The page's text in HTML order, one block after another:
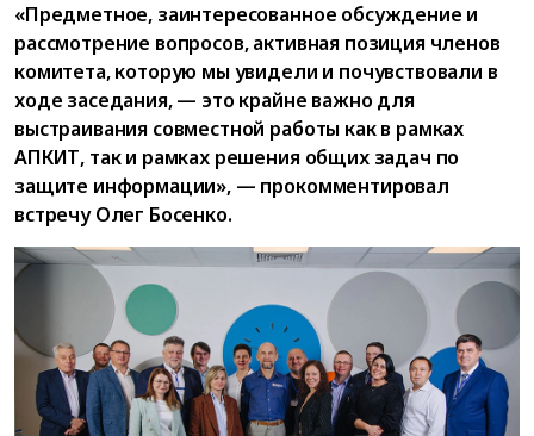
«Предметное, заинтересованное обсуждение и
рассмотрение вопросов, активная позиция членов
комитета, которую мы увидели и почувствовали в
ходе заседания, — это крайне важно для
выстраивания совместной работы как в рамках
АПКИТ, так и рамках решения общих задач по
защите информации», — прокомментировал
встречу Олег Босенко.